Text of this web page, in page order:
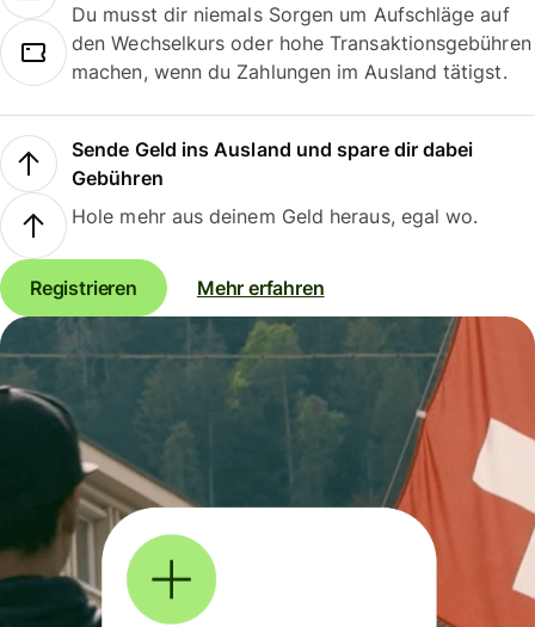
Du musst dir niemals Sorgen um Aufschläge auf
den Wechselkurs oder hohe Transaktionsgebühren
machen, wenn du Zahlungen im Ausland tätigst.
Sende Geld ins Ausland und spare dir dabei
Gebühren
Hole mehr aus deinem Geld heraus, egal wo.
Registrieren Mehr erfahren